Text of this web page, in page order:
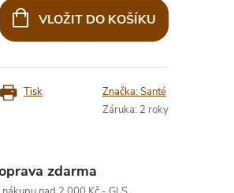
VLOŽIT DO KOŠÍKU
Tisk Značka:Santé
Záruka: 2 roky
zdarma